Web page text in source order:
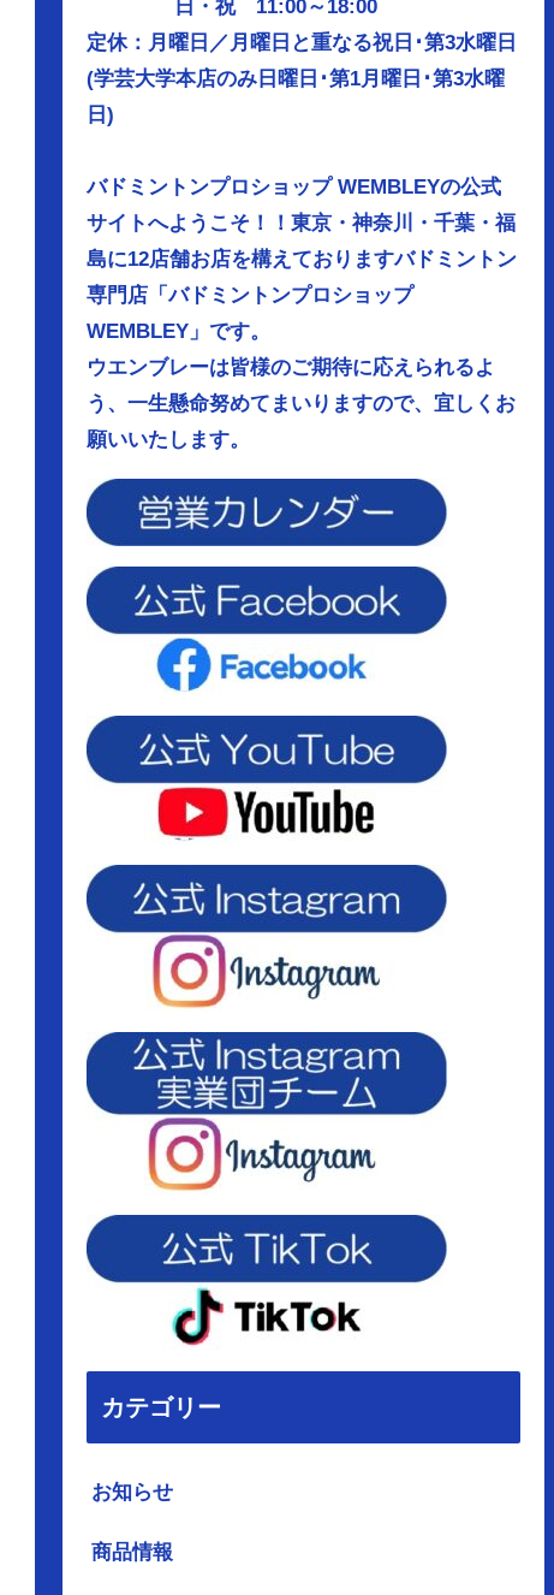
日・祝 11:00～18:00
定休：月曜日／ 月曜日と重なる祝日･第3水曜日
(学芸大学本店のみ日曜日･第1月曜日･第3水曜
日)
バドミントンプロショップ WEMBLEYの公式
サイトへようこそ！！東京・神奈川・千葉・福
島に12店舗お店を構えておりますバドミントン
専門店「バドミントンプロショップ
WEMBLEY」です。
ウエンブレーは皆様のご期待に応えられるよ
う、一生懸命努めてまいりますので、宜しくお
願いいたします。
カテゴリー
お知らせ
商品情報